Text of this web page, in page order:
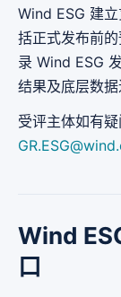
Wind ESG 建
括正式发布前
录 Wind ESG
结果及底层数据
受评主体如有
Wind
口